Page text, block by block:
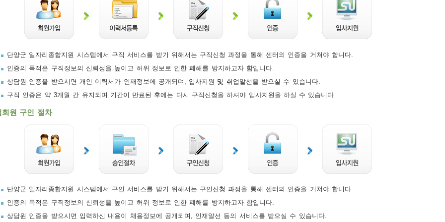
단양군 일자리종합지원 시스템에서 구직 서비스를 받기 위해서는 구직신청 과정을 통해 센터의 인증을 거쳐야 합니다.
인증의 목적은 구직정보의 신뢰성을 높이고 허위 정보로 인한 폐해를 방지하고자 함입니다.
상담원 인증을 받으시면 개인 이력서가 인재정보에 공개되며, 입사지원 및 취업알선을 받으실 수 있습니다.
구직 인증은 약 3개월 간 유지되며 기간이 만료된 후에는 다시 구직신청을 하셔야 입사지원을 하실 수 있습니다
회원 구인 절차
단양군 일자리종합지원 시스템에서 구인 서비스를 받기 위해서는 구인신청 과정을 통해 센터의 인증을 거쳐야 합니다.
인증의 목적은 구직정보의 신뢰성을 높이고 허위 정보로 인한 폐해를 방지하고자 함입니다.
상담원 인증을 받으시면 입력하신 내용이 채용정보에 공개되며, 인재알선 등의 서비스를 받으실 수 있습니다.